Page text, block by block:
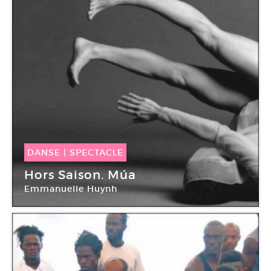
DANSE SPECTACLE
12 Fév -12 Fév 2014
Hors Saison. Múa
Emmanuelle Huynh